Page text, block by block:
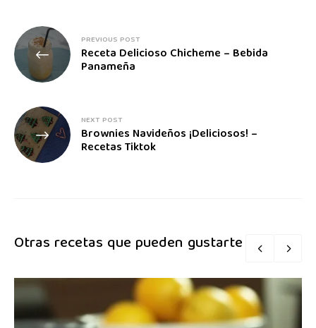
PREVIOUS POST
Receta Delicioso Chicheme – Bebida
Panameña
NEXT POST
Brownies Navideños ¡Deliciosos! –
Recetas Tiktok
Otras recetas que pueden gustarte